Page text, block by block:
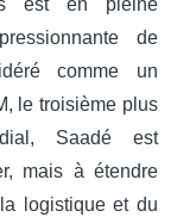
est en pleine
de
comme un
le troisième plus
Saadé est
mais à étendre
logistique et du